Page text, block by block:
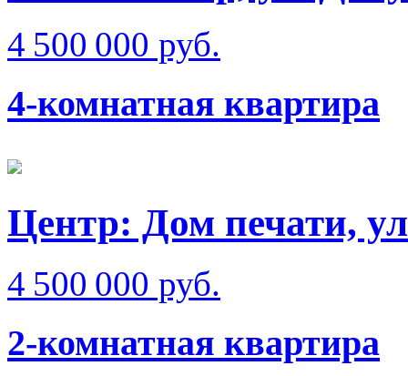
4 500 000 руб.
4-комнатная квартира
Центр: Дом печати,
4 500 000 руб.
2-комнатная квартира